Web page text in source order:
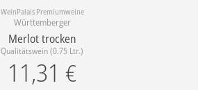
WeinPalais Premiumweine
Württemberger
Merlot trocken
Qualitätswein (0.75 Ltr.)
11,31 €